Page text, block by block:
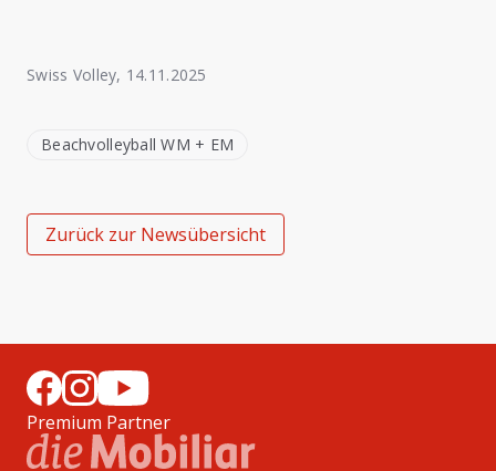
Swiss Volley, 14.11.2025
Beachvolleyball WM + EM
Zurück zur Newsübersicht
Premium Partner